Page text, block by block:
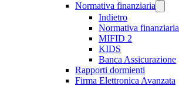
Normativa finanziaria
Indietro
Normativa finanziaria
MIFID 2
KIDS
Banca Assicurazione
Rapporti dormienti
Firma Elettronica Avanzata